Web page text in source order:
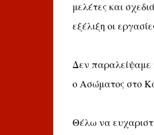
μελέτες και
εξέλιξη οι
Δεν παραλείψαμε
ο Ασώματος στο
Θέλω να